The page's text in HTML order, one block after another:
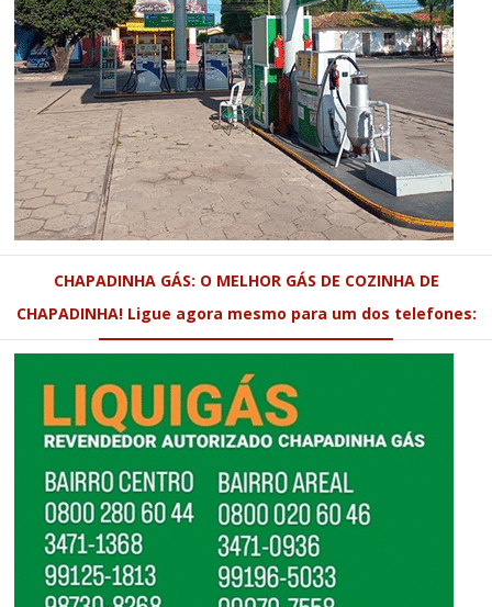
CHAPADINHA GÁS: O MELHOR GÁS DE COZINHA DE
CHAPADINHA! Ligue agora mesmo para um dos telefones: